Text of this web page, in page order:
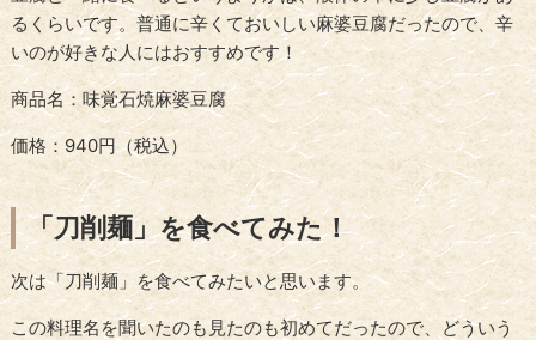
るくらいです。普通に辛くておいしい麻婆豆腐だったので、辛
いのが好きな人にはおすすめです！
商品名：味覚石焼麻婆豆腐
価格：940円（税込）
「刀削麺」を食べてみた！
次は「刀削麺」を食べてみたいと思います。
この料理名を聞いたのも見たのも初めてだったので、どういう